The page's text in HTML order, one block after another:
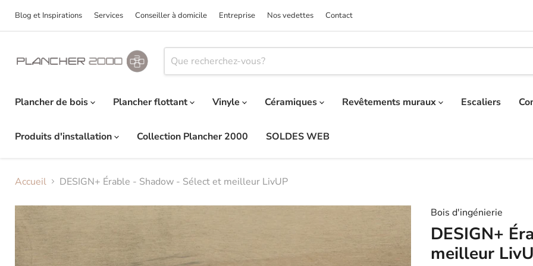
Blog et Inspirations Services Conseiller à domicile Entreprise Nos vedettes Contact
Plancher de bois Plancher flottant Vinyle Céramiques Revêtements muraux Escaliers
Produits d'installation Collection Plancher 2000 SOLDES WEB
Accueil DESIGN+ Érable - Shadow - Sélect et meilleur LivUP
Bois d'ingénierie
DESIGN+
meilleur